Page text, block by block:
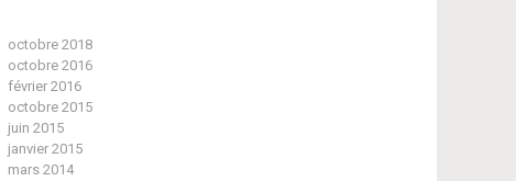
octobre 2018
octobre 2016
février 2016
octobre 2015
juin 2015
janvier 2015
mars 2014